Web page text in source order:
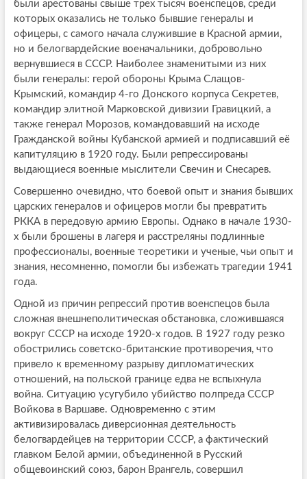
были арестованы свыше трех тысяч военспецов, среди
которых оказались не только бывшие генералы и
офицеры, с самого начала служившие в Красной армии,
но и белогвардейские военачальники, добровольно
вернувшиеся в СССР. Наиболее знаменитыми из них
были генералы: герой обороны Крыма Слащов-
Крымский, командир 4-го Донского корпуса Секретев,
командир элитной Марковской дивизии Гравицкий, а
также генерал Морозов, командовавший на исходе
Гражданской войны Кубанской армией и подписавший её
капитуляцию в 1920 году. Были репрессированы
выдающиеся военные мыслители Свечин и Снесарев.
Совершенно очевидно, что боевой опыт и знания бывших
царских генералов и офицеров могли бы превратить
РККА в передовую армию Европы. Однако в начале 1930-
х были брошены в лагеря и расстреляны подлинные
профессионалы, военные теоретики и ученые, чьи опыт и
знания, несомненно, помогли бы избежать трагедии 1941
года.
Одной из причин репрессий против военспецов была
сложная внешнеполитическая обстановка, сложившаяся
вокруг СССР на исходе 1920-х годов. В 1927 году резко
обострились советско-британские противоречия, что
привело к временному разрыву дипломатических
отношений, на польской границе едва не вспыхнула
война. Ситуацию усугубило убийство полпреда СССР
Войкова в Варшаве. Одновременно с этим
активизировалась диверсионная деятельность
белогвардейцев на территории СССР, а фактический
главком Белой армии, объединенной в Русский
общевоинский союз, барон Врангель, совершил